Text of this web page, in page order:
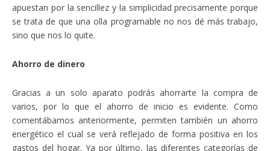
apuestan por la sencillez y la simplicidad precisamente porque
se trata de que una olla programable no nos dé más trabajo,
sino que nos lo quite.
Ahorro de dinero
Gracias a un solo aparato podrás ahorrarte la compra de
varios, por lo que el ahorro de inicio es evidente. Como
comentábamos anteriormente, permiten también un ahorro
energético el cual se verá reflejado de forma positiva en los
gastos del hogar. Ya por último, las diferentes categorías de